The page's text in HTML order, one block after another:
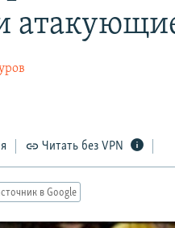
Читать без VPN
в Google